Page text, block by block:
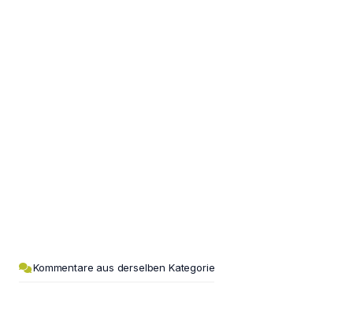
Kommentare aus derselben Kategorie